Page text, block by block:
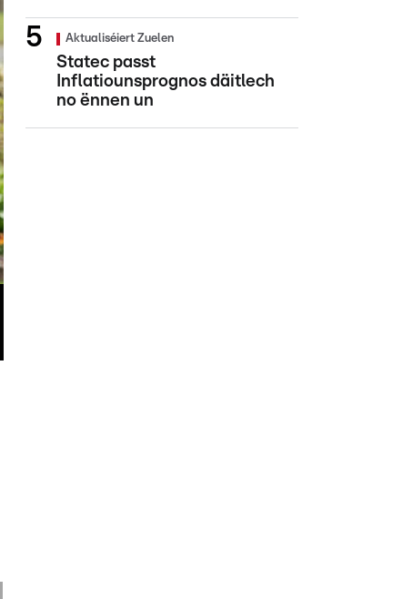
Aktualiséiert Zuelen
Statec passt
Inflatiounsprognos däitlech
no ënnen un